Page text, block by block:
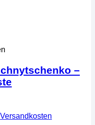
–
Versandkosten